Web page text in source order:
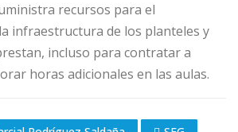
recursos para el
infraestructura de los planteles y
incluso para contratar a
horas adicionales en las aulas.